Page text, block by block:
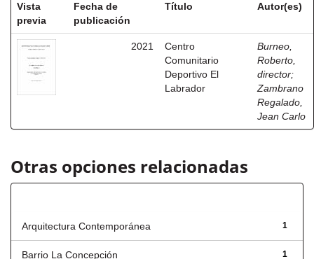
Vista
previa
Fecha de
publicación
Título Autor(es)
2021
Centro
Comunitario
Deportivo El
Labrador
Burneo,
Roberto,
director;
Zambrano
Regalado,
Jean Carlo
Otras opciones relacionadas
1
Arquitectura Contemporánea
1
Barrio La Concepción